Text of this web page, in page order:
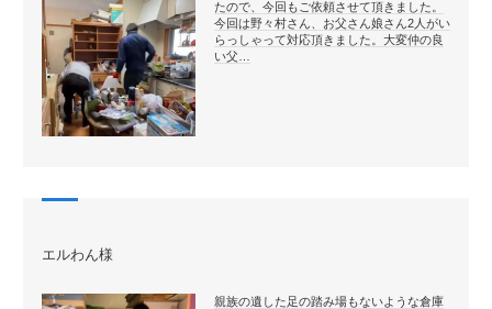
たので、今回もご依頼させて頂きました。
今回は野々村さん、お父さん娘さん2人がい
らっしゃって対応頂きました。大変仲の良
い父…
エルわん様
親族の遺した足の踏み場もないような倉庫